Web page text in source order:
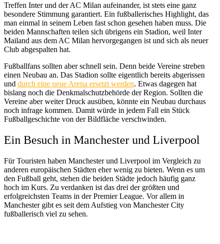
Treffen Inter und der AC Milan aufeinander, ist stets eine ganz
besondere Stimmung garantiert. Ein fußballerisches Highlight, das
man einmal in seinem Leben fast schon gesehen haben muss. Die
beiden Mannschaften teilen sich übrigens ein Stadion, weil Inter
Mailand aus dem AC Milan hervorgegangen ist und sich als neuer
Club abgespalten hat.
Fußballfans sollten aber schnell sein. Denn beide Vereine streben
einen Neubau an. Das Stadion sollte eigentlich bereits abgerissen
und durch eine neue Arena ersetzt werden. Etwas dagegen hat
bislang noch die Denkmalschutzbehörde der Region. Sollten die
Vereine aber weiter Druck ausüben, könnte ein Neubau durchaus
noch infrage kommen. Damit würde in jedem Fall ein Stück
Fußballgeschichte von der Bildfläche verschwinden.
Ein Besuch in Manchester und Liverpool
Für Touristen haben Manchester und Liverpool im Vergleich zu
anderen europäischen Städten eher wenig zu bieten. Wenn es um
den Fußball geht, stehen die beiden Städte jedoch häufig ganz
hoch im Kurs. Zu verdanken ist das drei der größten und
erfolgreichsten Teams in der Premier League. Vor allem in
Manchester gibt es seit dem Aufstieg von Manchester City
fußballerisch viel zu sehen.